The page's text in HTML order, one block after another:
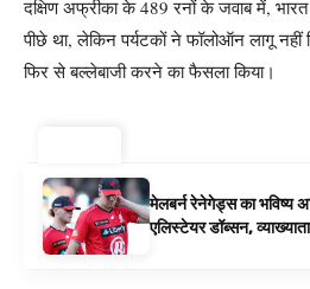
दक्षिण अफ्रीका के 489 रनों के जवाब में,
पीछे था, लेकिन पर्यटकों ने फॉलोऑन लागू नहीं
फिर से बल्लेबाजी करने का फैसला किया।
मेलबर्न रेनेगेड्स का भविष्य
एलिस्टेयर डॉब्सन,